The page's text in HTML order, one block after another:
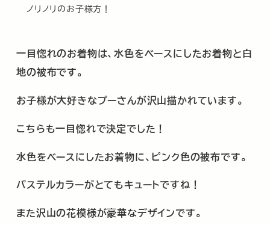
ノリノリのお子様方！
一目惚れのお着物は、水色をベースにしたお着物と白
地の被布です。
お子様が大好きなプーさんが沢山描かれています。
こちらも一目惚れで決定でした！
水色をベースにしたお着物に、ピンク色の被布です。
パステルカラーがとてもキュートですね！
また沢山の花模様が豪華なデザインです。